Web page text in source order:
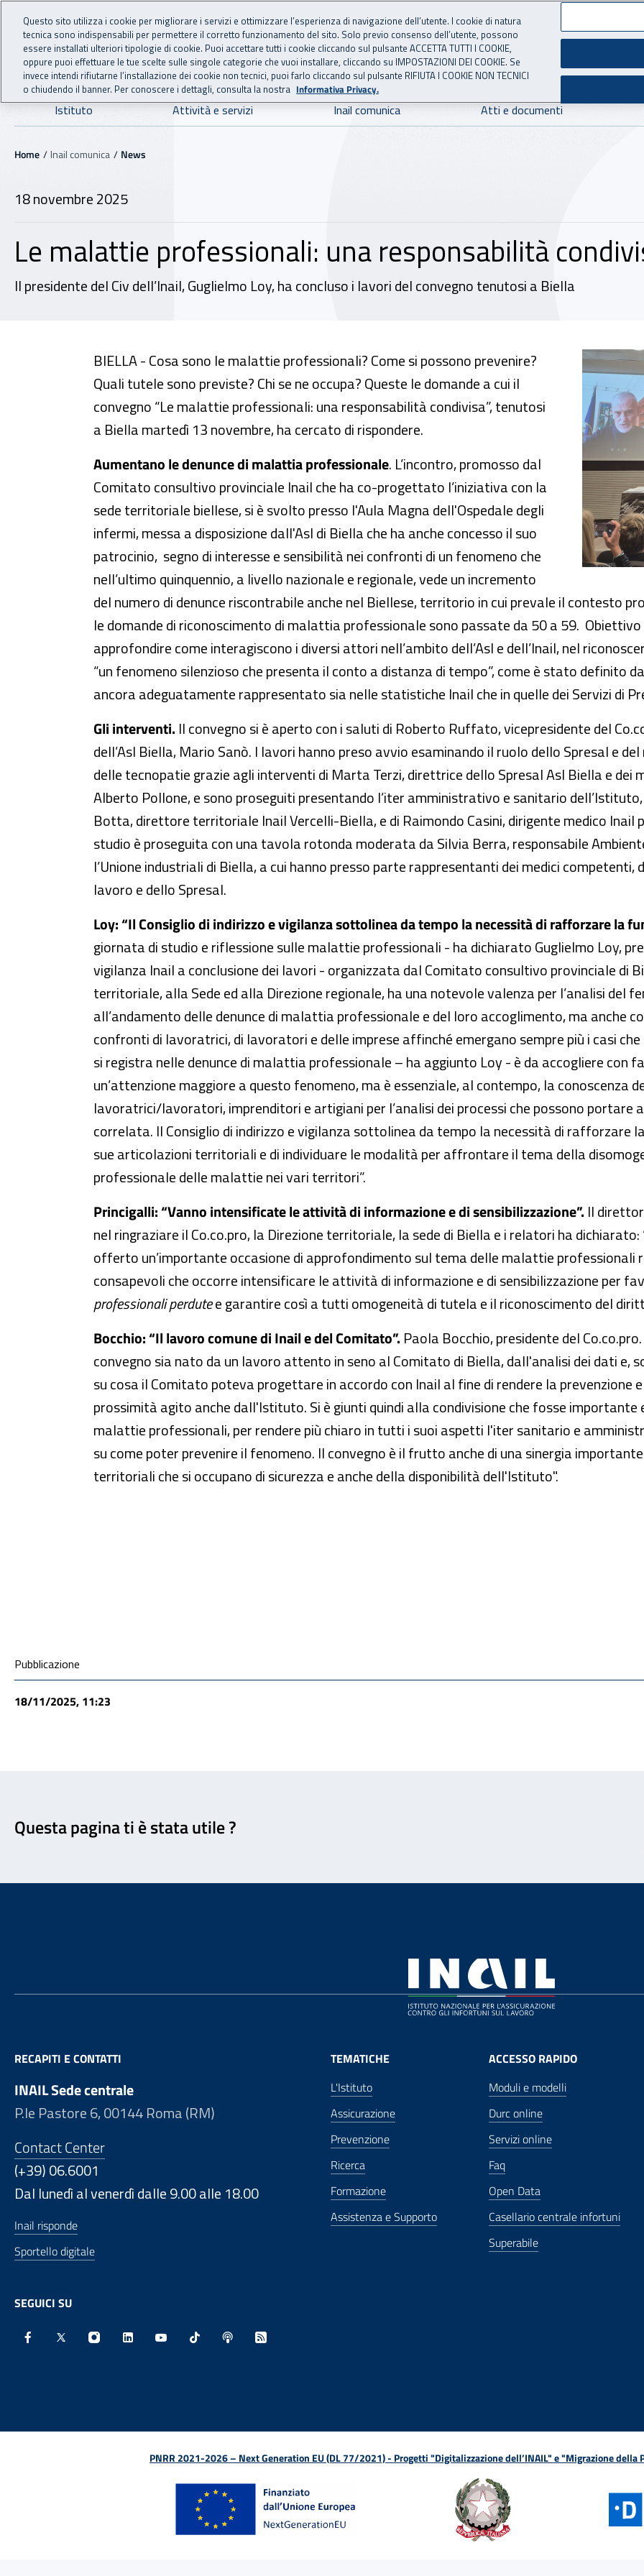
Vai al menu principale
Vai al contenuto principale
INAIL - Istituto Nazionale per l'Assicurazione
Navigazione principale
Istituto Attività e servizi Inail comunica Atti e documenti
Navigazione - Ti trovi in:
Home Inail comunica News
18 novembre 2025
Le malattie professionali: una responsabilità
Il presidente del Civ dell’Inail, Guglielmo Loy, ha concluso i lavori del convegno tenutosi a Biella
Le malattie professionali: una responsabilità condivisa
BIELLA - Cosa sono le malattie professionali? Come si possono prevenire?
Quali tutele sono previste? Chi se ne occupa? Queste le domande a cui il
convegno “Le malattie professionali: una responsabilità condivisa”, tenutosi
a Biella martedì 13 novembre, ha cercato di rispondere.
Aumentano le denunce di malattia professionale. L’incontro, promosso dal
Comitato consultivo provinciale Inail che ha co-progettato l’iniziativa con la
sede territoriale biellese, si è svolto presso l'Aula Magna dell'Ospedale degli
infermi, messa a disposizione dall'Asl di Biella che ha anche concesso il suo
patrocinio, segno di interesse e sensibilità nei confronti di un fenomeno che
nell’ultimo quinquennio, a livello nazionale e regionale, vede un incremento
del numero di denunce riscontrabile anche nel Biellese, territorio in cui prevale il contesto
le domande di riconoscimento di malattia professionale sono passate da 50 a 59.
approfondire come interagiscono i diversi attori nell’ambito dell’Asl e dell’Inail, nel
“un fenomeno silenzioso che presenta il conto a distanza di tempo”, come è stato definito
ancora adeguatamente rappresentato sia nelle statistiche Inail che in quelle dei Servizi di
Gli interventi. Il convegno si è aperto con i saluti di Roberto Ruffato, vicepresidente del
dell’Asl Biella, Mario Sanò. I lavori hanno preso avvio esaminando il ruolo dello Spresal e
delle tecnopatie grazie agli interventi di Marta Terzi, direttrice dello Spresal Asl Biella e dei
Alberto Pollone, e sono proseguiti presentando l’iter amministrativo e sanitario
Botta, direttore territoriale Inail Vercelli-Biella, e di Raimondo Casini, dirigente medico Inail
studio è proseguita con una tavola rotonda moderata da Silvia Berra, responsabile
l’Unione industriali di Biella, a cui hanno presso parte rappresentanti dei medici competenti,
lavoro e dello Spresal.
Loy: “Il Consiglio di indirizzo e vigilanza sottolinea da tempo la necessità di rafforzare la
giornata di studio e riflessione sulle malattie professionali - ha dichiarato Guglielmo Loy,
vigilanza Inail a conclusione dei lavori - organizzata dal Comitato consultivo provinciale di
territoriale, alla Sede ed alla Direzione regionale, ha una notevole valenza per l’analisi del
all’andamento delle denunce di malattia professionale e del loro accoglimento, ma anche
confronti di lavoratrici, di lavoratori e delle imprese affinché emergano sempre più i casi che
si registra nelle denunce di malattia professionale – ha aggiunto Loy - è da accogliere con
un’attenzione maggiore a questo fenomeno, ma è essenziale, al contempo, la conoscenza
lavoratrici/lavoratori, imprenditori e artigiani per l’analisi dei processi che possono portare
correlata. Il Consiglio di indirizzo e vigilanza sottolinea da tempo la necessità di rafforzare
sue articolazioni territoriali e di individuare le modalità per affrontare il tema della
professionale delle malattie nei vari territori”.
Princigalli: “Vanno intensificate le attività di informazione e di sensibilizzazione”. Il
nel ringraziare il Co.co.pro, la Direzione territoriale, la sede di Biella e i relatori ha
offerto un’importante occasione di approfondimento sul tema delle malattie professionali
consapevoli che occorre intensificare le attività di informazione e di sensibilizzazione per
professionali perdutee garantire così a tutti omogeneità di tutela e il riconoscimento del
Bocchio: “Il lavoro comune di Inail e del Comitato”. Paola Bocchio, presidente del
convegno sia nato da un lavoro attento in seno al Comitato di Biella, dall'analisi dei dati
su cosa il Comitato poteva progettare in accordo con Inail al fine di rendere la prevenzione
prossimità agito anche dall'Istituto. Si è giunti quindi alla condivisione che fosse
malattie professionali, per rendere più chiaro in tutti i suoi aspetti l'iter sanitario e
su come poter prevenire il fenomeno. Il convegno è il frutto anche di una sinergia
territoriali che si occupano di sicurezza e anche della disponibilità dell'Istituto".
Condivisione social
Pubblicazione
18/11/2025, 11:23
Questa pagina ti è stata utile ?
RECAPITI E CONTATTI
INAIL Sede centrale
P.le Pastore 6, 00144 Roma (RM)
Contact Center
(+39) 06.6001
Dal lunedì al venerdì dalle 9.00 alle 18.00
Inail risponde
Sportello digitale
SEGUICI SU
TEMATICHE
L'Istituto
Assicurazione
Prevenzione
Ricerca
Formazione
Assistenza e Supporto
ACCESSO RAPIDO
Moduli e modelli
Durc online
Servizi online
Faq
Open Data
Casellario centrale infortuni
Superabile
PNRR 2021-2026 – Next Generation EU (DL 77/2021) - Progetti "Digitalizzazione dell’INAIL" e "Migrazione della
Questo sito utilizza i cookie per migliorare i servizi e ottimizzare l’esperienza di navigazione dell’utente. I cookie di natura
tecnica sono indispensabili per permettere il corretto funzionamento del sito. Solo previo consenso dell’utente, possono
essere installati ulteriori tipologie di cookie. Puoi accettare tutti i cookie cliccando sul pulsante ACCETTA TUTTI I COOKIE,
oppure puoi effettuare le tue scelte sulle singole categorie che vuoi installare, cliccando su IMPOSTAZIONI DEI COOKIE. Se
invece intendi rifiutarne l’installazione dei cookie non tecnici, puoi farlo cliccando sul pulsante RIFIUTA I COOKIE NON TECNICI
o chiudendo il banner. Per conoscere i dettagli, consulta la nostra Informativa Privacy.